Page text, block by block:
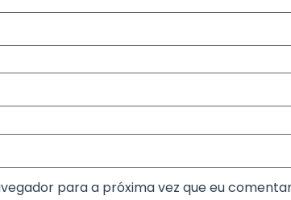
para a próxima vez que eu